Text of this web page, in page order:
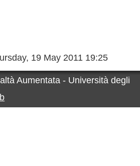
19 May 2011 19:25
Aumentata - Università degli